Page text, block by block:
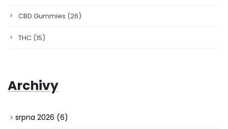
CBD Gummies (26)
THC (15)
Archivy
srpna 2026 (6)